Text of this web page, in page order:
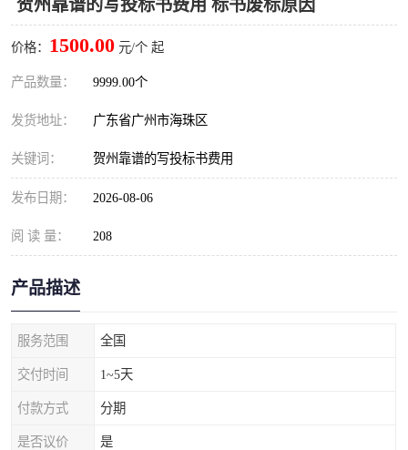
贺州靠谱的写投标书费用 标书废标原因
价格： 1500.00 元/个 起
产品数量： 9999.00个
发货地址： 广东省广州市海珠区
关键词： 贺州靠谱的写投标书费用
发布日期： 2026-08-06
阅 读 量： 208
产品描述
服务范围 全国
交付时间 1~5天
付款方式 分期
是否议价 是